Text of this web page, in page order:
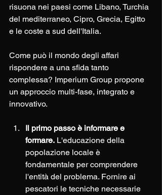
risuona nei paesi come Libano, Turchia
del mediterraneo, Cipro, Grecia, Egitto
e le coste a sud dell'Italia.
Come può il mondo degli affari
rispondere a una sfida tanto
complessa? Imperium Group propone
un approccio multi-fase, integrato e
innovativo.
Il primo passo è informare e
formare. L'educazione della
popolazione locale è
fondamentale per comprendere
l'entità del problema. Fornire ai
pescatori le tecniche necessarie